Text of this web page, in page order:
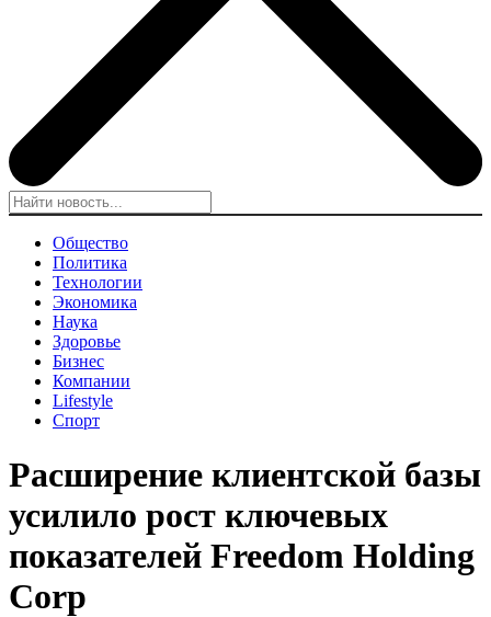
Общество
Политика
Технологии
Экономика
Наука
Здоровье
Бизнес
Компании
Lifestyle
Спорт
Расширение клиентской базы
усилило рост ключевых
показателей Freedom Holding
Corp